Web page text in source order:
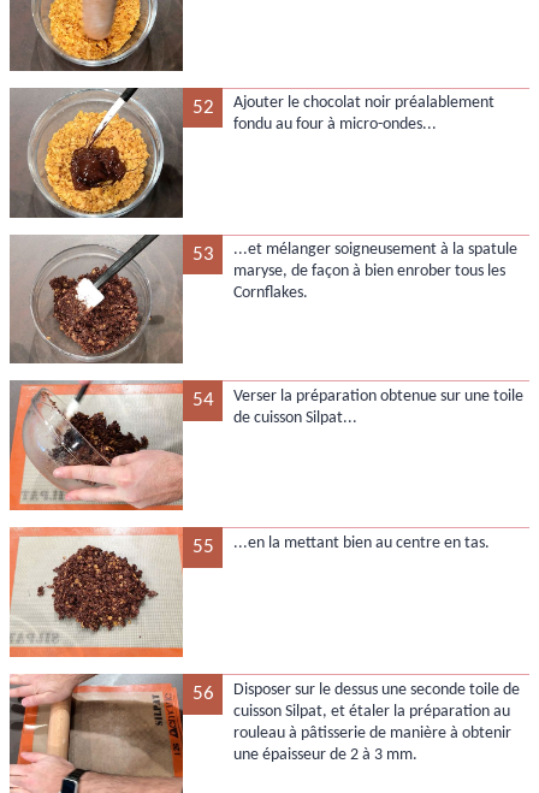
52
Ajouter le chocolat noir préalablement
fondu au four à micro-ondes...
53
...et mélanger soigneusement à la spatule
maryse, de façon à bien enrober tous les
Cornflakes.
54
Verser la préparation obtenue sur une toile
de cuisson Silpat...
55 ...en la mettant bien au centre en tas.
56
Disposer sur le dessus une seconde toile de
cuisson Silpat, et étaler la préparation au
rouleau à pâtisserie de manière à obtenir
une épaisseur de 2 à 3 mm.